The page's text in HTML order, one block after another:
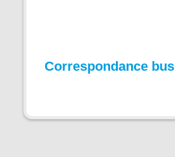
Correspondance bus